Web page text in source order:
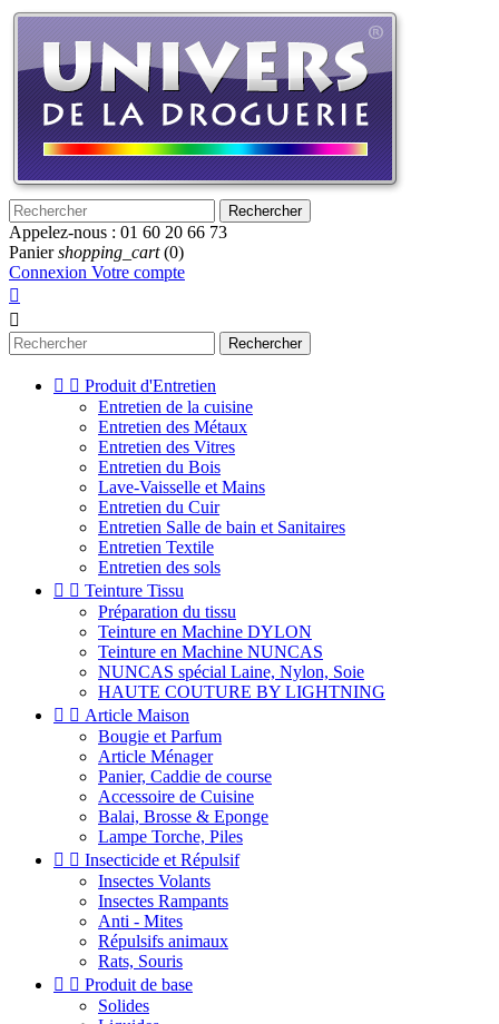
Rechercher
Appelez-nous : 01 60 20 66 73
Panier shopping_cart (0)
Connexion Votre compte


Rechercher
  Produit d'Entretien
Entretien de la cuisine
Entretien des Métaux
Entretien des Vitres
Entretien du Bois
Lave-Vaisselle et Mains
Entretien du Cuir
Entretien Salle de bain et Sanitaires
Entretien Textile
Entretien des sols
  Teinture Tissu
Préparation du tissu
Teinture en Machine DYLON
Teinture en Machine NUNCAS
NUNCAS spécial Laine, Nylon, Soie
HAUTE COUTURE BY LIGHTNING
  Article Maison
Bougie et Parfum
Article Ménager
Panier, Caddie de course
Accessoire de Cuisine
Balai, Brosse & Eponge
Lampe Torche, Piles
  Insecticide et Répulsif
Insectes Volants
Insectes Rampants
Anti - Mites
Répulsifs animaux
Rats, Souris
  Produit de base
Solides